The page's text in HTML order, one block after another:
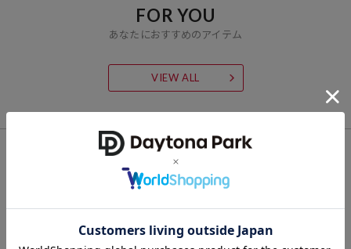
FOR YOU
あなたにおすすめのアイテム
VIEW ALL
CHECK LIST
最近チェックした商品